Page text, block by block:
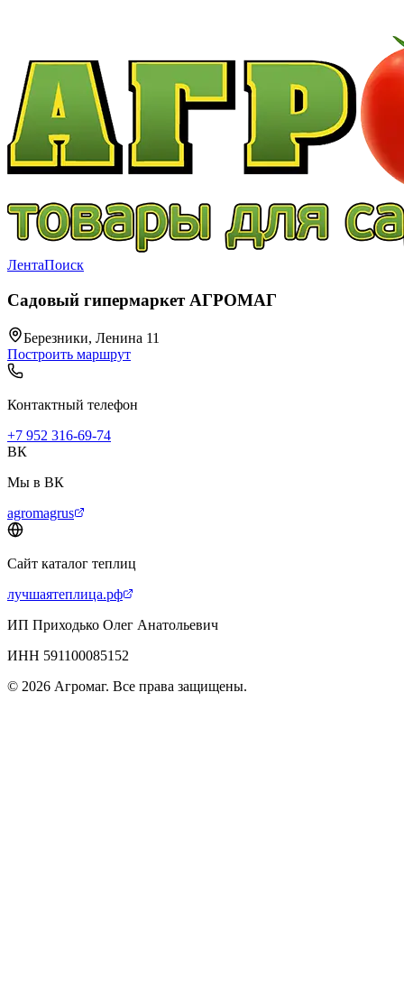
ЛентаПоиск
Садовый гипермаркет АГРОМАГ
Березники, Ленина 11
Построить маршрут
Контактный телефон
+7 952 316-69-74
ВК
Мы в ВК
agromagrus
Сайт каталог теплиц
лучшаятеплица.рф
ИП Приходько Олег Анатольевич
ИНН 591100085152
© 2026 Агромаг. Все права защищены.